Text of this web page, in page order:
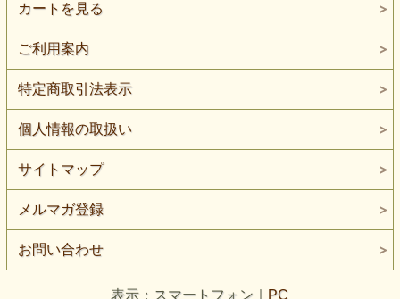
カートを見る
ご利用案内
特定商取引法表示
個人情報の取扱い
サイトマップ
メルマガ登録
お問い合わせ
表示：スマートフォン｜ PC